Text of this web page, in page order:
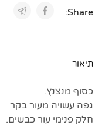
Share:
תיאור
כסוף מנצנץ.
גפה עשויה מעור בקר
חלק פנימי עור כבשים.